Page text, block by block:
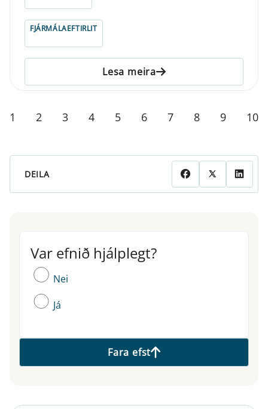
FJÁRMÁLAEFTIRLIT
Lesa meira
1 2 3 4 5 6 7 8 9 10
DEILA
Var efnið hjálplegt?
Var efnið hjálplegt?
Nei
Já
Fara efst